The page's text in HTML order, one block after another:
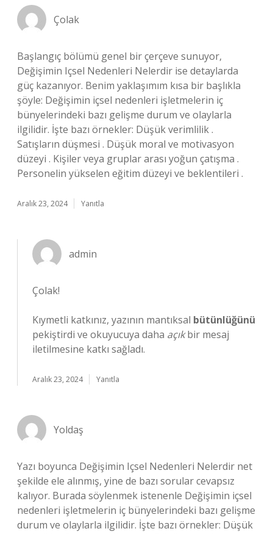
Çolak
Başlangıç bölümü genel bir çerçeve sunuyor,
Değişimin Içsel Nedenleri Nelerdir ise detaylarda
güç kazanıyor. Benim yaklaşımım kısa bir başlıkla
şöyle: Değişimin içsel nedenleri işletmelerin iç
bünyelerindeki bazı gelişme durum ve olaylarla
ilgilidir. İşte bazı örnekler: Düşük verimlilik .
Satışların düşmesi . Düşük moral ve motivasyon
düzeyi . Kişiler veya gruplar arası yoğun çatışma .
Personelin yükselen eğitim düzeyi ve beklentileri .
Aralık 23, 2024 Yanıtla
admin
Çolak!
Kıymetli katkınız, yazının mantıksal bütünlüğünü
pekiştirdi ve okuyucuya daha açıkbir mesaj
iletilmesine katkı sağladı.
Aralık 23, 2024 Yanıtla
Yoldaş
Yazı boyunca Değişimin Içsel Nedenleri Nelerdir net
şekilde ele alınmış, yine de bazı sorular cevapsız
kalıyor. Burada söylenmek istenenle Değişimin içsel
nedenleri işletmelerin iç bünyelerindeki bazı gelişme
durum ve olaylarla ilgilidir. İşte bazı örnekler: Düşük